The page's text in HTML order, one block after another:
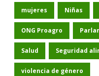
mujeres Niñas
ONG Proagro
Salud Seguridad
violencia de género